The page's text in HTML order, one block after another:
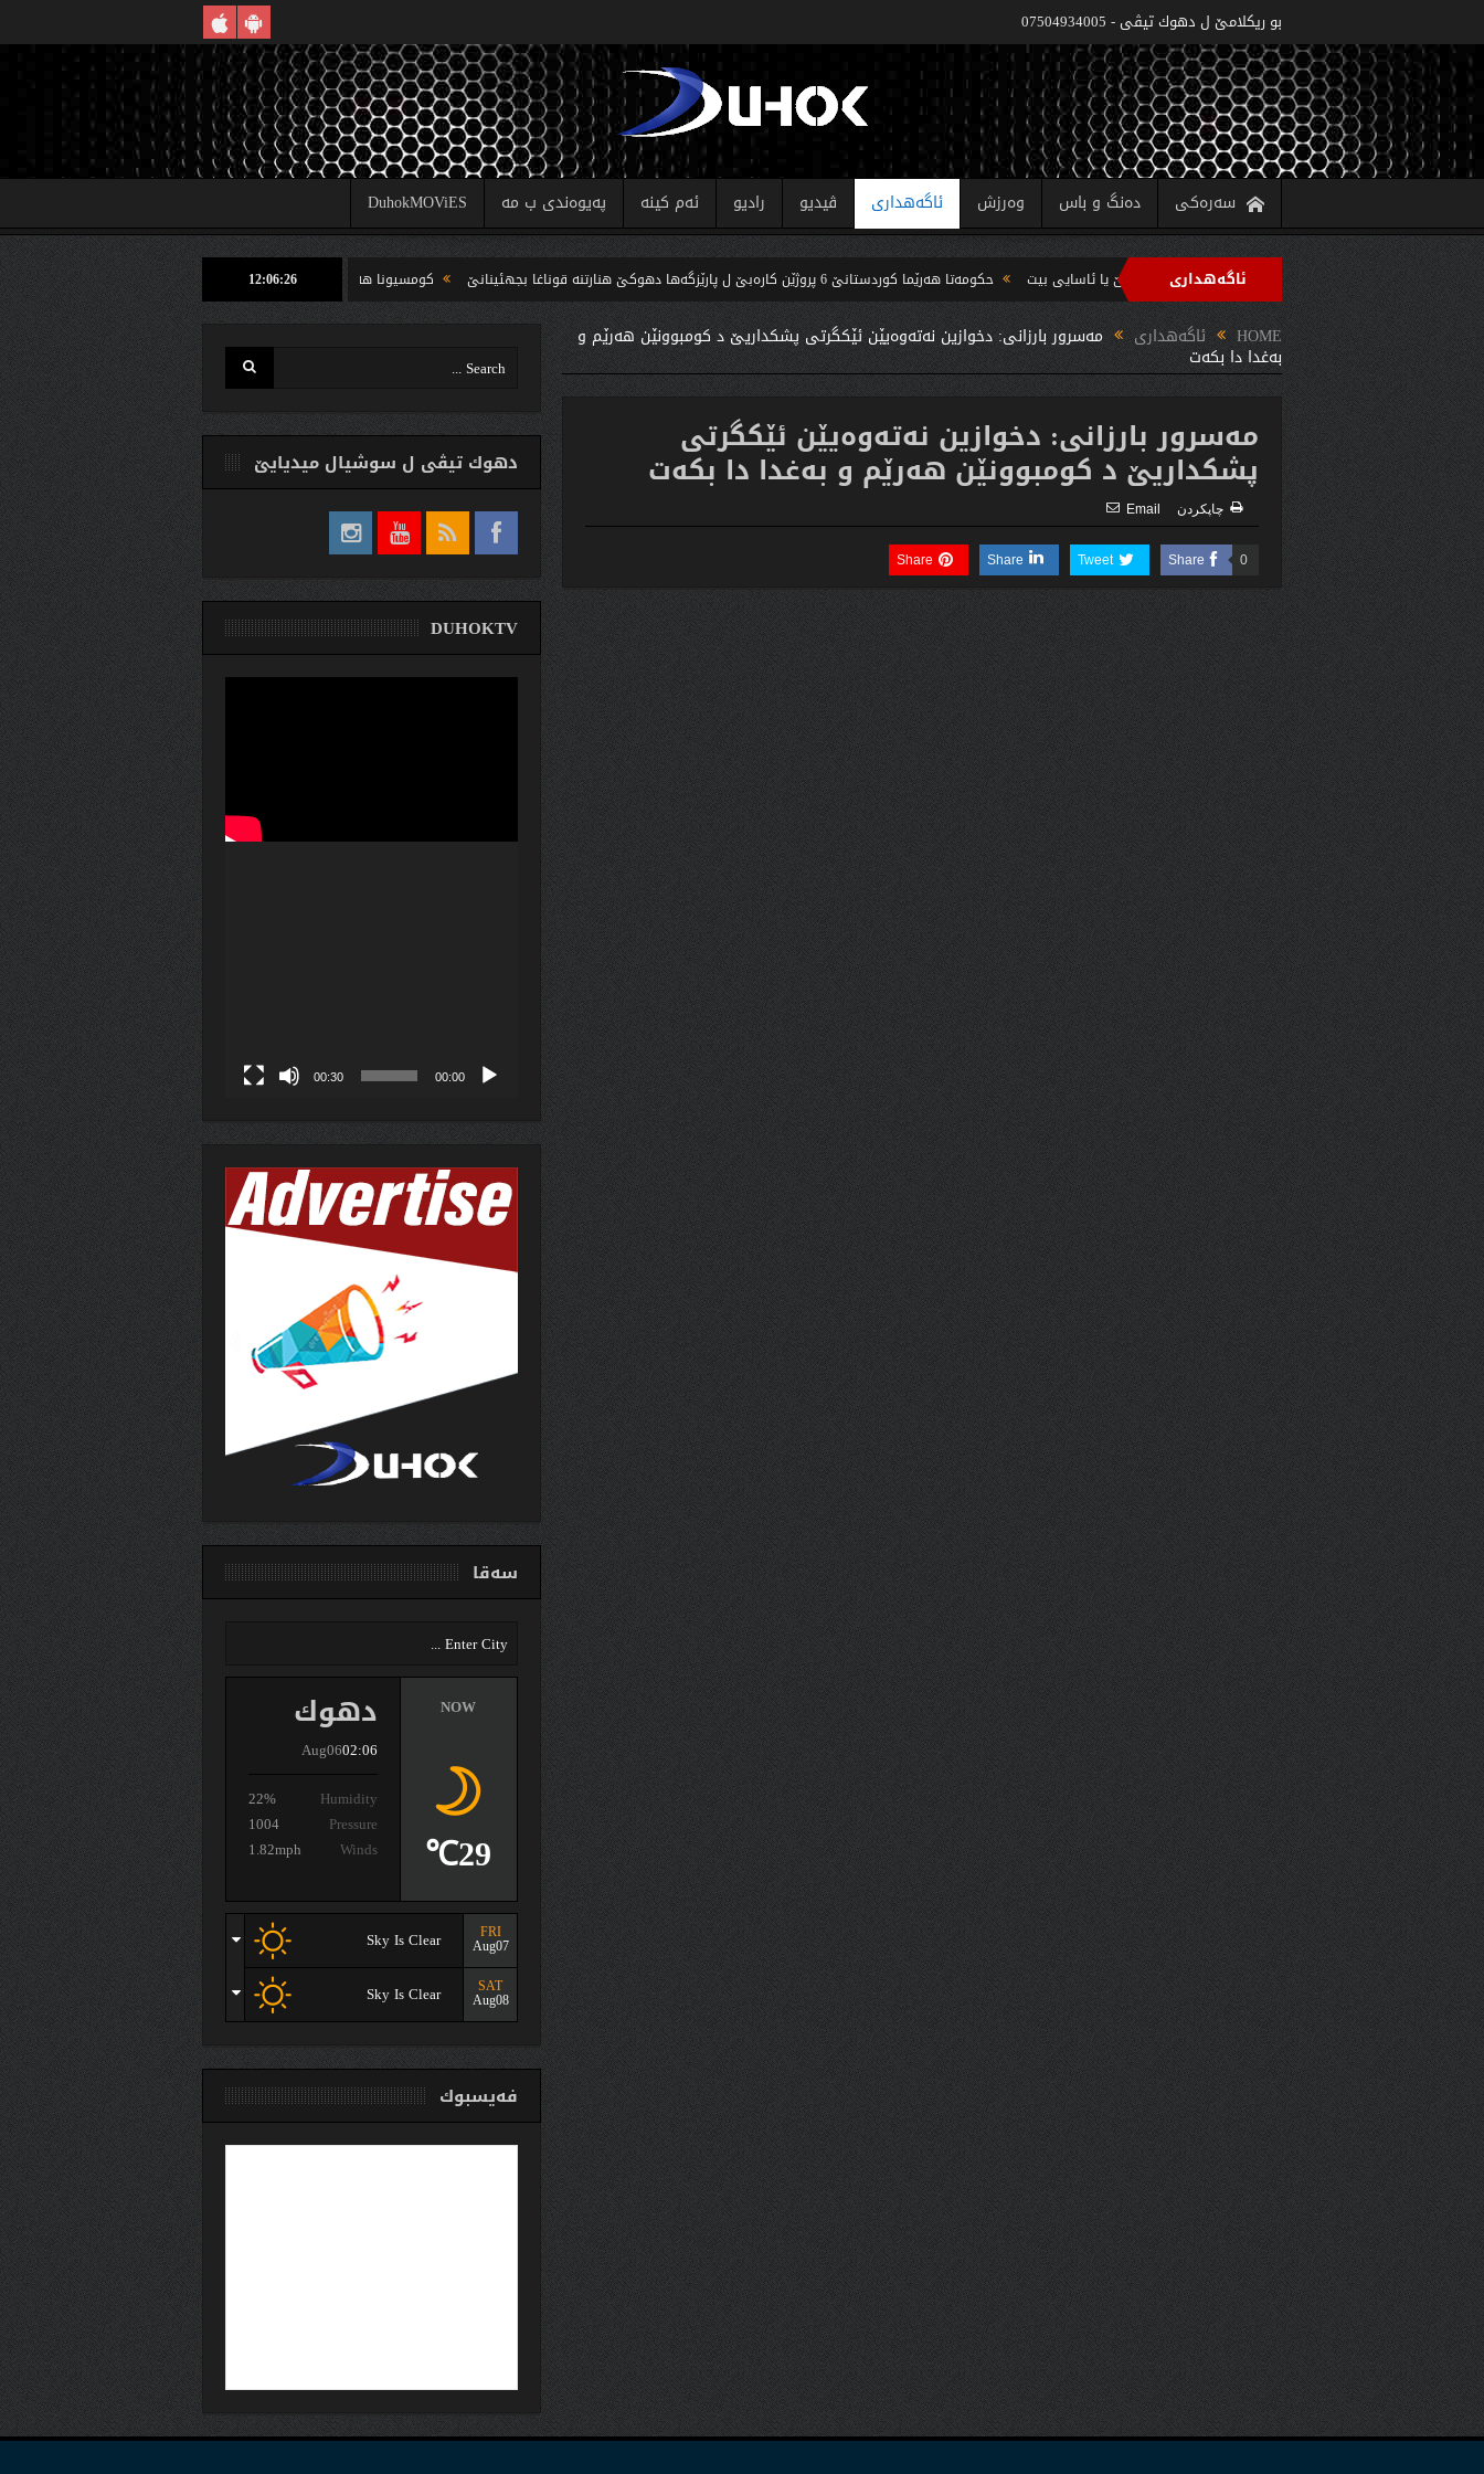
بو ريكلامێ ل دهوك تیڤی - 07504934005
سەرەکی دەنگ و باس وەرزش ئاگەهداری ڤیدیو رادیو ئەم کینە پەیوەندی ب مە DuhokMOViES
ئاگەهداریوه‌زاره‌تا په‌روه‌ردێ: ده‌واما سالا خواندنێ 2022/2021 دێ یا ئاسایى بیت حکومەتا هەرێما کوردستانێ 6 پروژێن کارەبێ ل پارێزگەها دهوکێ هنارتنه‌ قوناغا بجهئینانێ
كومسیونا هه‌لبژارتنان ل شێخان ب رێكا دهوك تیڤى داخوازێ ژ وه‌لاتییان دكه‌ت
ب سه‌رپه‌رشتیا مه‌سرور بارزانى جڤاتا وه‌زیران كومبوو و چه‌ندین بریار ده‌رئێخستن
12:06:26
HOME ئاگەهداری مه‌سرور بارزانى: دخوازین نه‌ته‌وه‌یێن ئێكگرتى پشكداریێ د كومبوونێن هه‌رێم و
به‌غدا دا بكه‌ت
مه‌سرور بارزانى: دخوازین نه‌ته‌وه‌یێن ئێكگرتى
پشكداریێ د كومبوونێن هه‌رێم و به‌غدا دا بكه‌ت
چاپكردن Email
Share 0
Tweet
Share
Share
دهوك تیڤی ل سوشیال ميديایێ
DUHOKTV
00:00
00:30
سەقا
دهوك
Aug0602:06
Humidity
22%
Pressure
1004
Winds
1.82mph
NOW
29℃
FRI
Aug07
Sky Is Clear
SAT
Aug08
Sky Is Clear
فەیسبوك